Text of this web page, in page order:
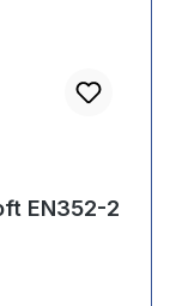
EN352-2